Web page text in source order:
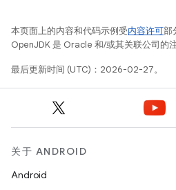
本页面上的内容和代码示例受内容许可部
OpenJDK 是 Oracle 和/或其关联公司的注
最后更新时间 (UTC)：2026-02-27。
关于 ANDROID
Android